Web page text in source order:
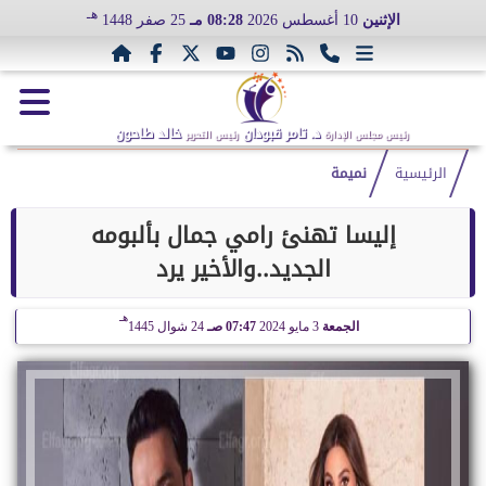
الإثنين 10 أغسطس 2026 08:28 مـ 25 صفر 1448 هـ
رئيس مجلس الإدارة د. تامر قبودان رئيس التحرير خالد طاحون
الرئيسية نميمة
إليسا تهنئ رامي جمال بألبومه
الجديد..والأخير يرد
الجمعة 3 مايو 2024 07:47 صـ 24 شوال 1445
هـ